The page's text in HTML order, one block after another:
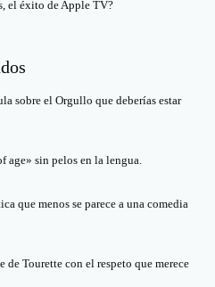
el éxito de Apple TV?
sobre el Orgullo que deberías estar
age» sin pelos en la lengua.
que menos se parece a una comedia
Tourette con el respeto que merece